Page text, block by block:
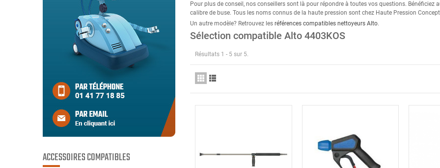
ACCESSOIRES COMPATIBLES
Pour plus de conseil, nos conseillers sont là pour répondre à toutes vos questions.
calibre de buse. Tous les noms connus de la haute pression sont chez Haute Pression
Un autre modèle? Retrouvez les références compatibles nettoyeurs Alto.
Sélection compatible Alto 4403KOS
Résultats 1 - 5 sur 5.